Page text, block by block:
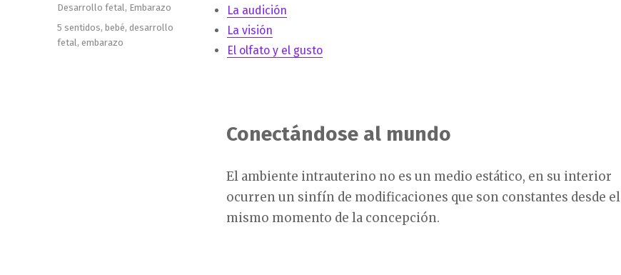
La audición
La visión
El olfato y el gusto
Conectándose al mundo
El ambiente intrauterino no es un medio estático, en su interior
ocurren un sinfín de modificaciones que son constantes desde el
mismo momento de la concepción.
Categorías
Desarrollo fetal , Embarazo
Etiquetas
5 sentidos,bebé,desarrollo
fetal ,embarazo